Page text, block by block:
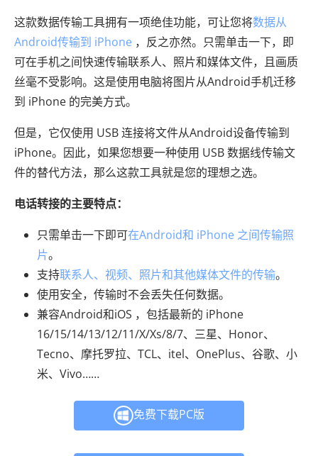
这款数据传输工具拥有一项绝佳功能，可让您将数据从
Android传输到 iPhone ，反之亦然。只需单击一下，即
可在手机之间快速传输联系人、照片和媒体文件，且画质
丝毫不受影响。这是使用电脑将图片从Android手机迁移
到 iPhone 的完美方式。
但是，它仅使用 USB 连接将文件从Android设备传输到
iPhone。因此，如果您想要一种使用 USB 数据线传输文
件的替代方法，那么这款工具就是您的理想之选。
电话转接的主要特点：
只需单击一下即可在Android和 iPhone 之间传输照
片。
支持联系人、视频、照片和其他媒体文件的传输。
使用安全，传输时不会丢失任何数据。
兼容Android和iOS ，包括最新的 iPhone
16/15/14/13/12/11/X/Xs/8/7、三星、Honor、
Tecno、摩托罗拉、TCL、itel、OnePlus、谷歌、小
米、Vivo……
免费下载PC版